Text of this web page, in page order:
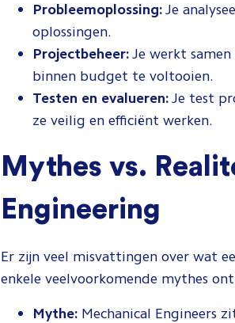
Probleemoplossing:Je
oplossingen.
Projectbeheer:Je werkt
binnen budget te voltooien.
Testen en evalueren:Je test
ze veilig en efficiënt werken.
Mythes vs.
Engineering
Er zijn veel misvattingen over wat
enkele veelvoorkomende mythes
Mythe: Mechanical Engineers